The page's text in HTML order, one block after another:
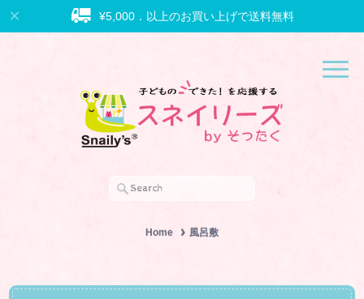
¥5,000．以上のお買い上げで送料無料
Home 風呂敷